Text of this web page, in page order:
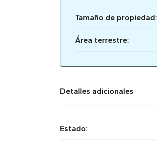
Tamaño de propiedad:
Área terrestre:
Detalles adicionales
Estado: